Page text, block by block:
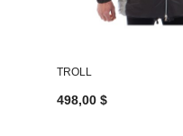
TROLL
498,00 $